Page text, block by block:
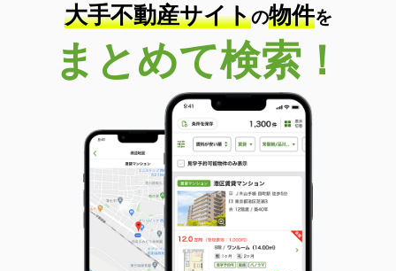
大手不動産サイトの物件を
まとめて検索！